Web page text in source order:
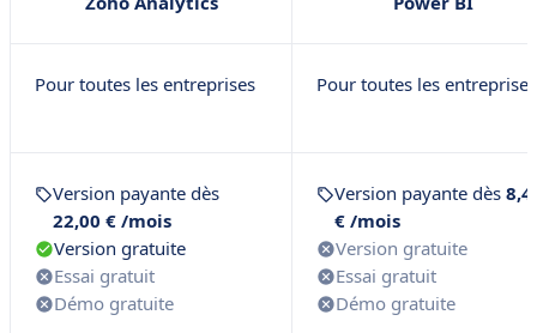
Pour toutes les entreprises Pour toutes les entreprises
Version payante dès
22,00 € /mois
Version gratuite
Essai gratuit
Démo gratuite
Version payante dès
€ /mois
Version gratuite
Essai gratuit
Démo gratuite